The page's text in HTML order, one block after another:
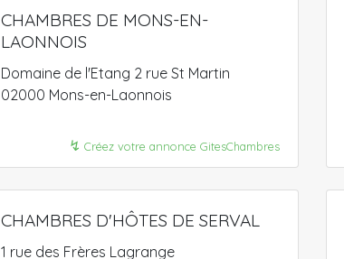
CHAMBRES DE MONS-EN-
LAONNOIS
Domaine de l'Etang 2 rue St Martin
02000 Mons-en-Laonnois
↯ Créez votre annonce GitesChambres
CHAMBRES D'HÔTES DE SERVAL
1 rue des Frères Lagrange